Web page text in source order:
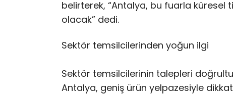
belirterek, “Antalya, bu fuarla küresel
olacak” dedi.
Sektör temsilcilerinden yoğun ilgi
Sektör temsilcilerinin talepleri
Antalya, geniş ürün yelpazesiyle